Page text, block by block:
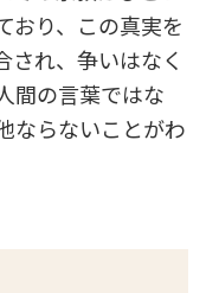
おり、この真実を
され、争いはなく
間の言葉ではな
ならないことがわ